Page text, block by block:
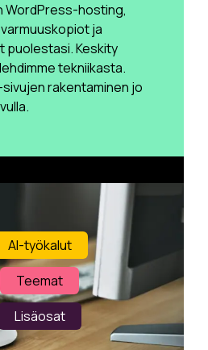
WordPress-hosting,
ja
puolestasi. Keskity
tekniikasta.
rakentaminen jo
AI-työkalut
Teemat
Lisäosat